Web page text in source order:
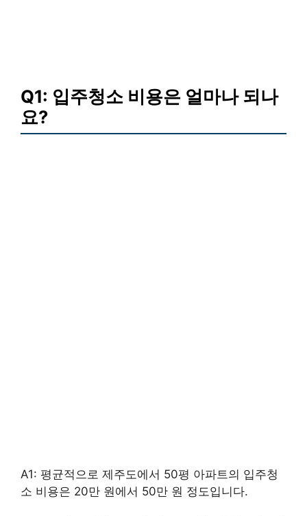
Q1: 입주청소 비용은 얼마나 되나
요?
A1: 평균적으로 제주도에서 50평 아파트의 입주청
소 비용은 20만 원에서 50만 원 정도입니다.